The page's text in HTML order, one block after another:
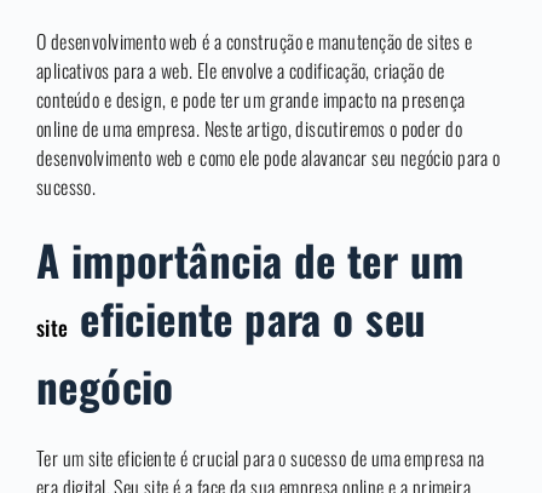
O desenvolvimento web é a construção e manutenção de sites e
aplicativos para a web. Ele envolve a codificação, criação de
conteúdo e design, e pode ter um grande impacto na presença
online de uma empresa. Neste artigo, discutiremos o poder do
desenvolvimento web e como ele pode alavancar seu negócio para o
sucesso.
A importância de ter um
site eficiente para o seu
negócio
Ter um site eficiente é crucial para o sucesso de uma empresa na
era digital. Seu site é a face da sua empresa online e a primeira